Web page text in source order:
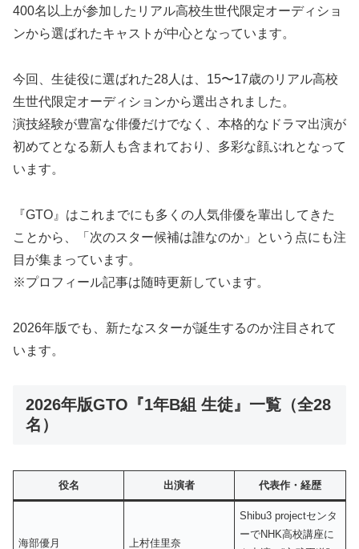
400名以上が参加したリアル高校生世代限定オーディショ
ンから選ばれたキャストが中心となっています。
今回、生徒役に選ばれた28人は、15〜17歳のリアル高校
生世代限定オーディションから選出されました。
演技経験が豊富な俳優だけでなく、本格的なドラマ出演が
初めてとなる新人も含まれており、多彩な顔ぶれとなって
います。
『GTO』はこれまでにも多くの人気俳優を輩出してきた
ことから、「次のスター候補は誰なのか」という点にも注
目が集まっています。
※プロフィール記事は随時更新しています。
2026年版でも、新たなスターが誕生するのか注目されて
います。
2026年版GTO『1年B組 生徒』一覧（全28
名）
役名 出演者 代表作・経歴
海部優月 上村佳里奈
Shibu3 projectセンタ
ーでNHK高校講座に